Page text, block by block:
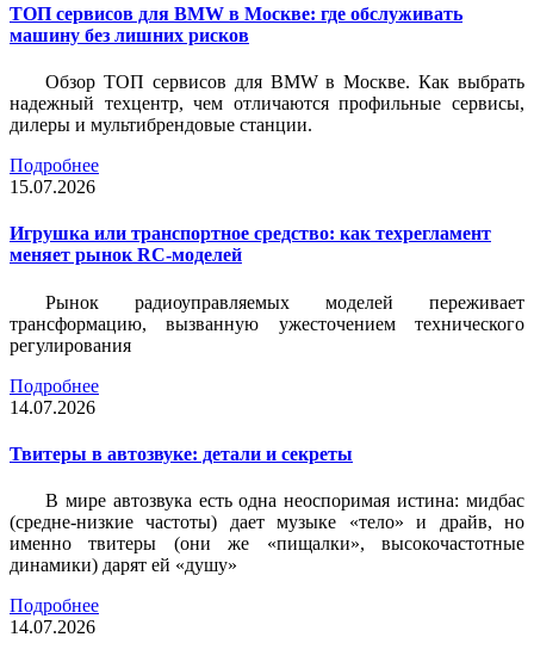
ТОП сервисов для BMW в Москве: где обслуживать
машину без лишних рисков
Обзор ТОП сервисов для BMW в Москве. Как выбрать
надежный техцентр, чем отличаются профильные сервисы,
дилеры и мультибрендовые станции.
Подробнее
15.07.2026
Игрушка или транспортное средство: как техрегламент
меняет рынок RC-моделей
Рынок радиоуправляемых моделей переживает
трансформацию, вызванную ужесточением технического
регулирования
Подробнее
14.07.2026
Твитеры в автозвуке: детали и секреты
В мире автозвука есть одна неоспоримая истина: мидбас
(средне-низкие частоты) дает музыке «тело» и драйв, но
именно твитеры (они же «пищалки», высокочастотные
динамики) дарят ей «душу»
Подробнее
14.07.2026